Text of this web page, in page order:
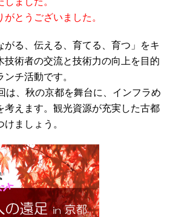
とうございました。
る、伝える、育てる、育つ」をキ
技術者の交流と技術力の向上を目的
チ活動です。
、秋の京都を舞台に、インフラめ
考えます。観光資源が充実した古都
ましょう。